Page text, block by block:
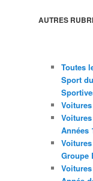
AUTRES
Toutes
Sport
Années
Groupe